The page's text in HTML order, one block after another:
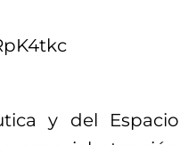
y del Espacio